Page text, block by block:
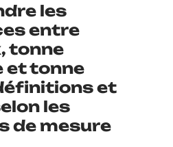
les
entre
tonne
et tonne
et
les
de mesure